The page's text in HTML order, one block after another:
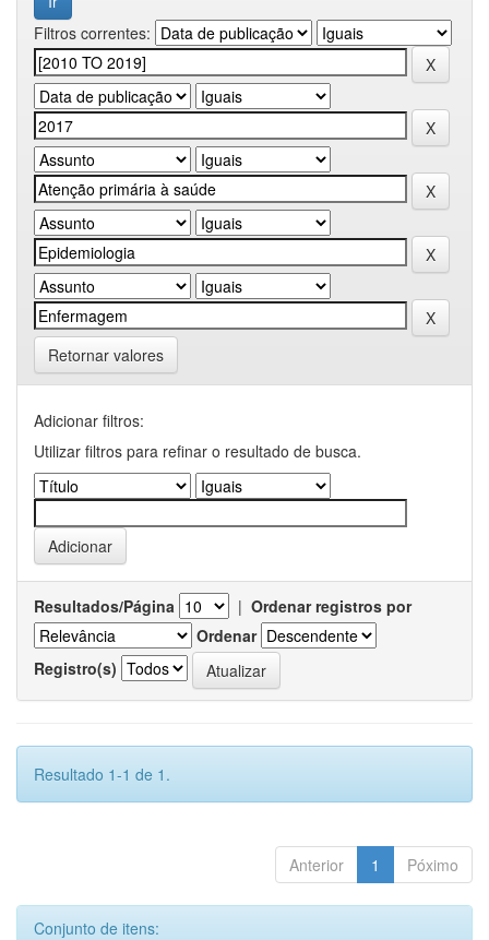
Filtros correntes:
Retornar valores
Adicionar filtros:
Utilizar filtros para refinar o resultado de busca.
Resultados/Página | Ordenar registros por
Ordenar
Registro(s)
Resultado 1-1 de 1.
Anterior 1 Póximo
Conjunto de itens: